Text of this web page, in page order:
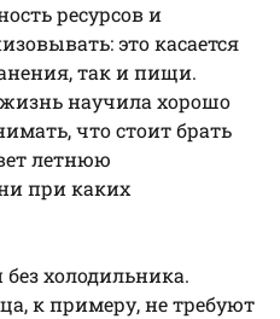
ресурсов и
это касается
так и пищи.
научила хорошо
что стоит брать
летнюю
при каких
холодильника.
к примеру, не требуют